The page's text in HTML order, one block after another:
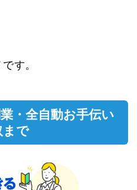
す。
・全自動お手伝い
まで